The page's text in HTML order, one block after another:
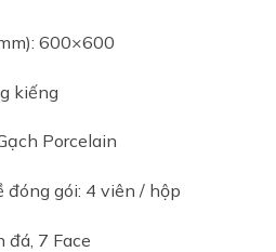
600×600
kiếng
Porcelain
đóng gói: 4 viên / hộp
đá, 7 Face